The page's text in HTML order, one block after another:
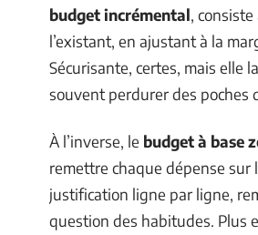
budget incrémental,
l’existant, en ajustant à la
Sécurisante, certes, mais elle
souvent perdurer des poches
À l’inverse, le budget à base
remettre chaque dépense sur
justification ligne par ligne,
question des habitudes. Plus